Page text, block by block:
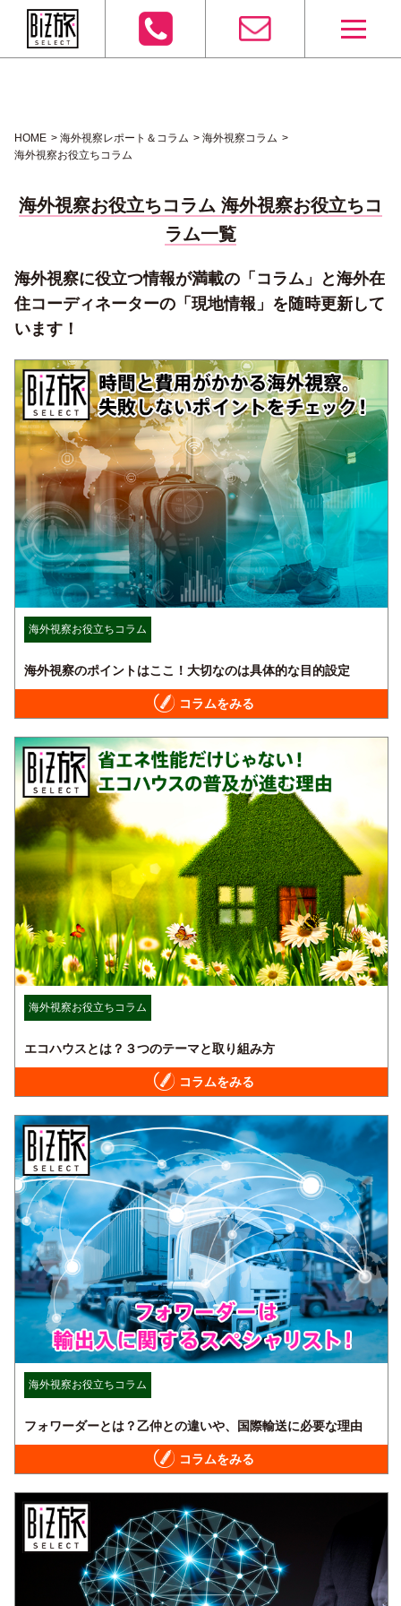
HOME 海外視察レポート＆コラム
海外視察コラム
海外視察お役立ちコラム
海外視察お役立ちコラム 海外視察お役立ちコ
ラム一覧
海外視察に役立つ情報が満載の「コラム」と海外在
住コーディネーターの「現地情報」を随時更新して
います！
海外視察お役立ちコラム
海外視察のポイントはここ！大切なのは具体的な目的設定
コラムをみる
海外視察お役立ちコラム
エコハウスとは？３つのテーマと取り組み方
コラムをみる
海外視察お役立ちコラム
フォワーダーとは？乙仲との違いや、国際輸送に必要な理由
コラムをみる